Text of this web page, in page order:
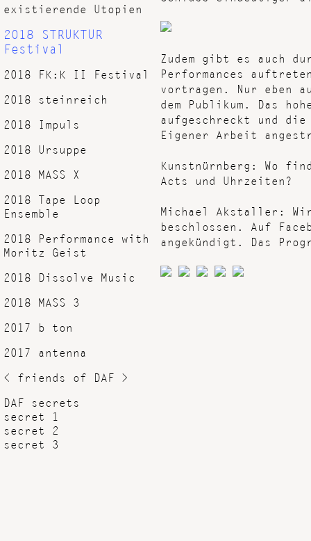
existierende Utopien
2018 STRUKTUR
Festival
2018 FK:K II Festival
2018 steinreich
2018 Impuls
2018 Ursuppe
2018 MASS X
2018 Tape Loop
Ensemble
2018 Performance with
Moritz Geist
2018 Dissolve Music
2018 MASS 3
2017 b ton
2017 antenna
< friends of DAF >
DAF secrets
secret 1
secret 2
secret 3
Zudem gibt es auch
Performances
vortragen. Nur eben
dem Publikum. Das
aufgeschreckt und
Eigener Arbeit
Kunstnürnberg: Wo
Acts und Uhrzeiten?
Michael Akstaller: Wir
beschlossen. Auf
angekündigt. Das